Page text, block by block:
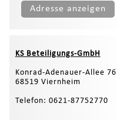
Adresse anzeigen
KS Beteiligungs-GmbH
Konrad-Adenauer-Allee 76
68519 Viernheim
Telefon: 0621-87752770